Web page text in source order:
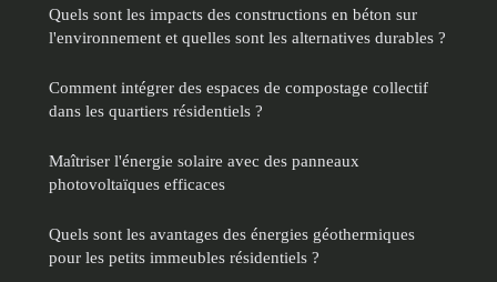
Quels sont les impacts des constructions en béton sur
l'environnement et quelles sont les alternatives durables ?
Comment intégrer des espaces de compostage collectif
dans les quartiers résidentiels ?
Maîtriser l'énergie solaire avec des panneaux
photovoltaïques efficaces
Quels sont les avantages des énergies géothermiques
pour les petits immeubles résidentiels ?